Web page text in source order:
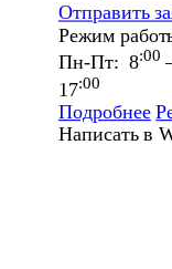
Отправить
Режим
Пн-Пт: 8:00
17:00
Подробнее
Написать в